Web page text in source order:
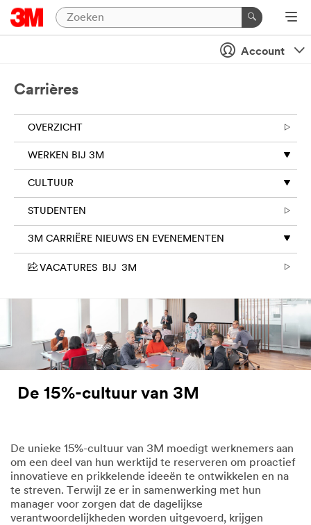
Account
Carrières
OVERZICHT
WERKEN BIJ 3M
CULTUUR
STUDENTEN
3M CARRIËRE NIEUWS EN EVENEMENTEN
VACATURES BIJ 3M
De 15%-cultuur van 3M
De unieke 15%-cultuur van 3M moedigt werknemers aan
om een deel van hun werktijd te reserveren om proactief
innovatieve en prikkelende ideeën te ontwikkelen en na
te streven. Terwijl ze er in samenwerking met hun
manager voor zorgen dat de dagelijkse
verantwoordelijkheden worden uitgevoerd, krijgen